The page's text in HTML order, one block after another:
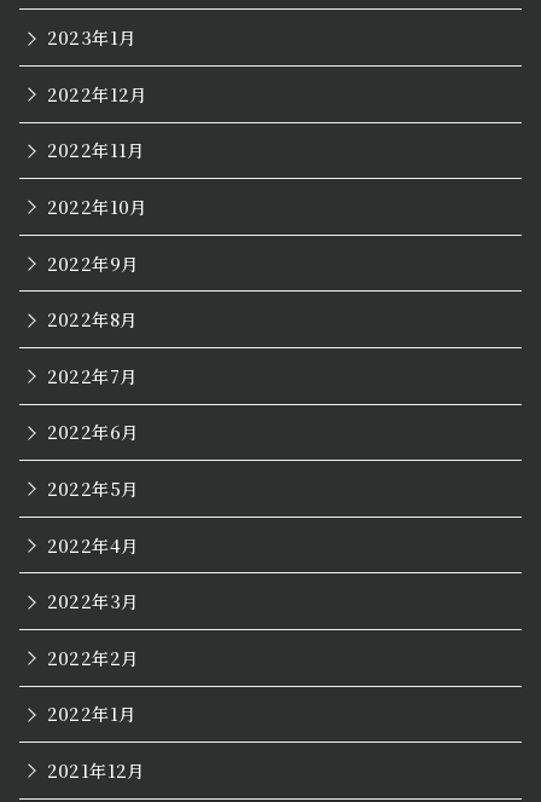
2023年1月
2022年12月
2022年11月
2022年10月
2022年9月
2022年8月
2022年7月
2022年6月
2022年5月
2022年4月
2022年3月
2022年2月
2022年1月
2021年12月